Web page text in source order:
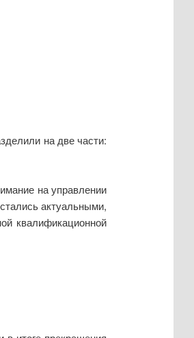
на две части:
на управлении
актуальными,
квалификационной